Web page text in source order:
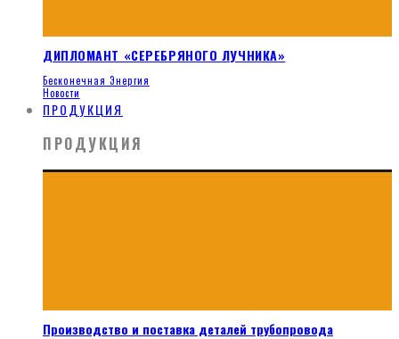
ДИПЛОМАНТ «СЕРЕБРЯНОГО ЛУЧНИКА»
Бесконечная Энергия
Новости
ПРОДУКЦИЯ
ПРОДУКЦИЯ
Производство и поставка деталей трубопровода